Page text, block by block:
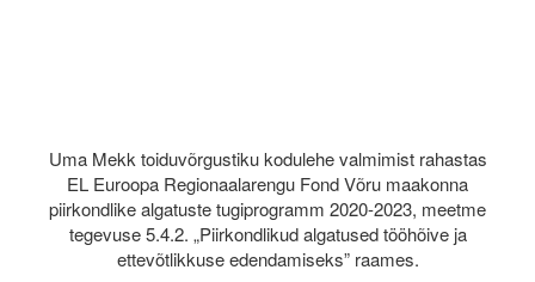
Uma Mekk toiduvõrgustiku kodulehe valmimist rahastas
EL Euroopa Regionaalarengu Fond Võru maakonna
piirkondlike algatuste tugiprogramm 2020-2023, meetme
tegevuse 5.4.2. „Piirkondlikud algatused tööhõive ja
ettevõtlikkuse edendamiseks” raames.